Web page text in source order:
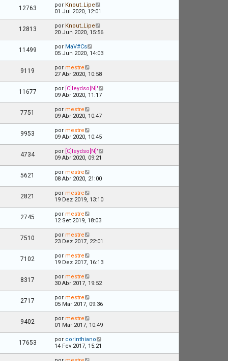
12763 por Knout_Lipe
01 Jul 2020, 12:01
12813 por Knout_Lipe
20 Jun 2020, 15:56
11499 por MaV#Cs
05 Jun 2020, 14:03
9119 por mestre
27 Abr 2020, 10:58
11677 por [C]leydso[N]'
09 Abr 2020, 11:17
7751 por mestre
09 Abr 2020, 10:47
9953 por mestre
09 Abr 2020, 10:45
4734 por [C]leydso[N]'
09 Abr 2020, 09:21
5621 por mestre
08 Abr 2020, 21:00
2821 por mestre
19 Dez 2019, 13:10
2745 por mestre
12 Set 2019, 18:03
7510 por mestre
23 Dez 2017, 22:01
7102 por mestre
19 Dez 2017, 16:13
8317 por mestre
30 Abr 2017, 19:52
2717 por mestre
05 Mar 2017, 09:36
9402 por mestre
01 Mar 2017, 10:49
17653 por corinthiano
14 Fev 2017, 15:21